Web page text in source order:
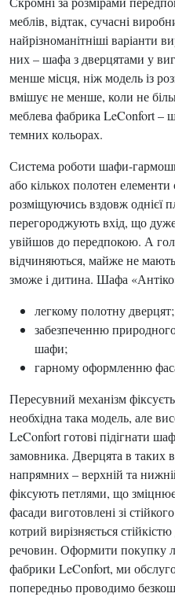
меблів, відтак, сучасні
найрізноманітніші варіанти
них – шафа з дверцятами у
менше місця, ніж модель із
вмішує не менше, коли не
меблева фабрика LeConfort –
темних кольорах.
Система роботи шафи-
або кількох полотен
розміщуючись вздовж однієї
перегороджують вхід, що
увійшов до передпокою. А
відчиняються, майже не
зможе і дитина. Шафа
легкому полотну дверцят;
забезпеченню
шафи;
гарному оформленню
Пересувний механізм
необхідна така модель, але
LeConfort готові підігнати
замовника. Дверцята в таких
напрямних – верхній та
фіксують петлями, що
фасади виготовлені зі
котрий вирізняється
речовин. Оформити покупку
фабрики LeConfort, ми
попередньо проводимо